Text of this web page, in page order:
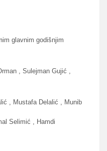
glavnim godišnjim
, Sulejman Gujić ,
, Mustafa Delalić , Munib
Selimić , Hamdi